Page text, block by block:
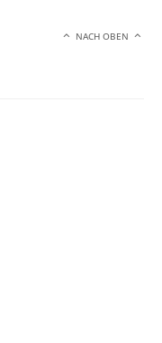
NACH OBEN